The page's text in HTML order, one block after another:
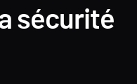
sécurité